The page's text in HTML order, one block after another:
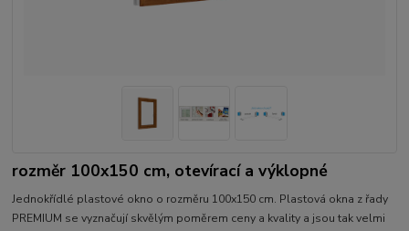
rozměr 100x150 cm, otevírací a výklopné
Jednokřídlé plastové okno o rozměru 100x150 cm. Plastová okna z řady
PREMIUM se vyznačují skvělým poměrem ceny a kvality a jsou tak velmi